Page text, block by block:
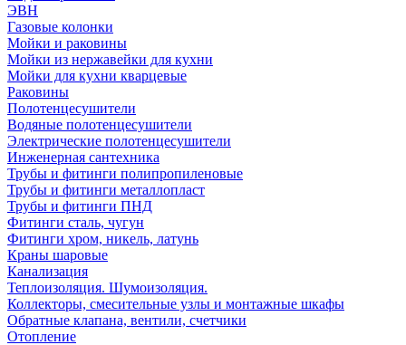
ЭВН
Газовые колонки
Мойки и раковины
Мойки из нержавейки для кухни
Мойки для кухни кварцевые
Раковины
Полотенцесушители
Водяные полотенцесушители
Электрические полотенцесушители
Инженерная сантехника
Трубы и фитинги полипропиленовые
Трубы и фитинги металлопласт
Трубы и фитинги ПНД
Фитинги сталь, чугун
Фитинги хром, никель, латунь
Краны шаровые
Канализация
Теплоизоляция. Шумоизоляция.
Коллекторы, смесительные узлы и монтажные шкафы
Обратные клапана, вентили, счетчики
Отопление